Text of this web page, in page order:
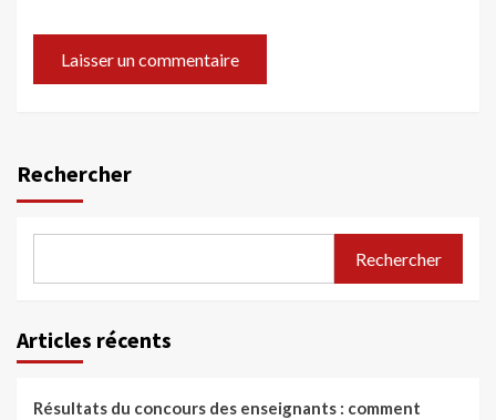
Rechercher
Rechercher
Articles récents
Résultats du concours des enseignants : comment